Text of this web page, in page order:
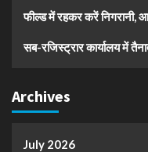
फील्ड में रहकर करें निगरानी,
सब-रजिस्ट्रार कार्यालय में
Archives
July 2026